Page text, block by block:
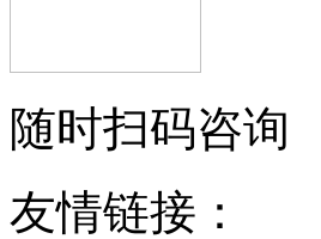
随时扫码咨询
友情链接：